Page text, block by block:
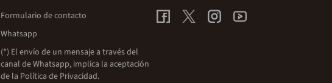
Formulario de contacto
Whatsapp
(*) El envío de un mensaje a través del
canal de Whatsapp, implica la aceptación
de la Política de Privacidad.